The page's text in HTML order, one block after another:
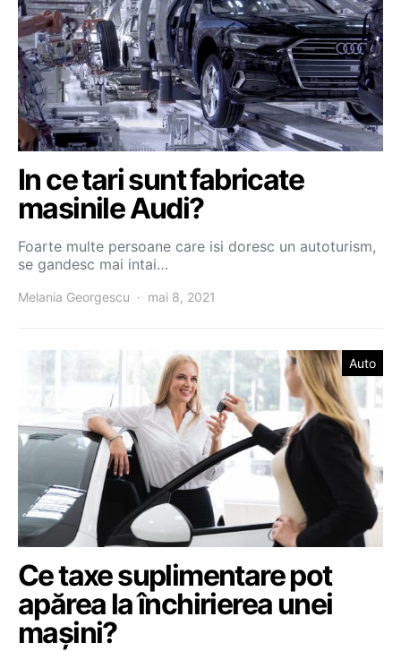
In ce tari sunt fabricate
masinile Audi?
Foarte multe persoane care isi doresc un autoturism,
se gandesc mai intai…
Melania Georgescu mai 8, 2021
Auto
Ce taxe suplimentare pot
apărea la închirierea unei
mașini?